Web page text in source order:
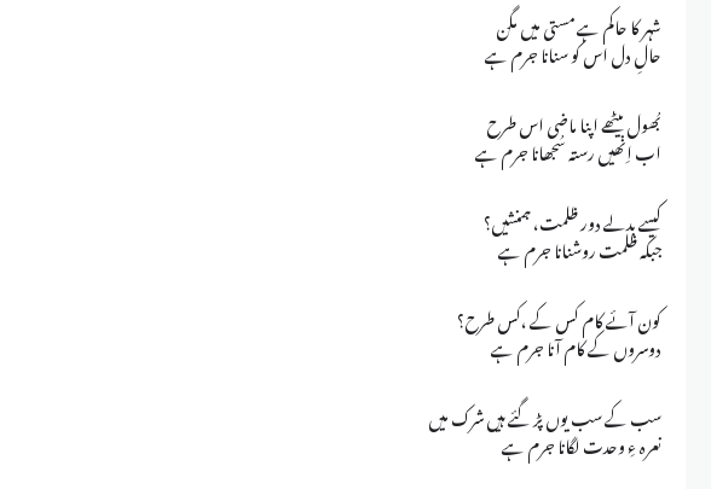
شہر کا حاکم ہے مستی میں مگن
حالِ دل اس کو سنانا جرم ہے
بُھول بیٹھے اپنا ماضی اس طرح
اب اِنھیں رستہ سُجھانا جرم ہے
کیسے بدلے دور ظلمت، ہمنشیں؟
جبکہ ظلمت روشنانا جرم ہے
کون آئے کام کس کے ،کس طرح؟
دوسروں کے کام آنا جرم ہے
سب کے سب یوں پڑ گئے ہیں شرک میں
نعرہ ءِ وحدت لگانا جرم ہے